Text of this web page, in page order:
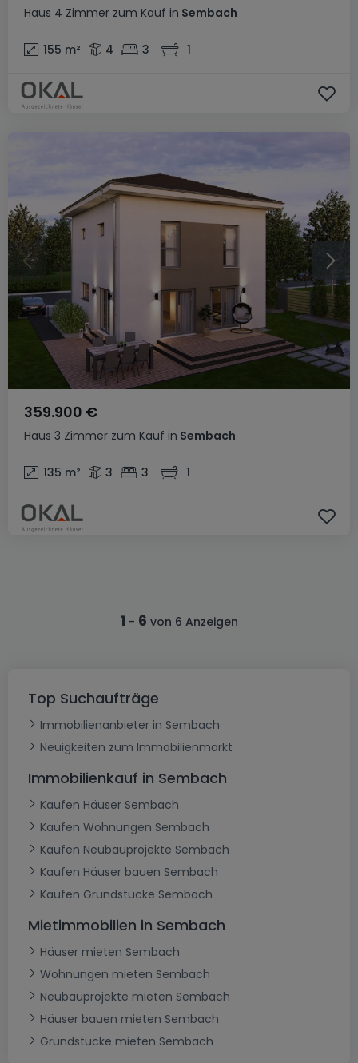
Haus 4 Zimmer zum Kauf in Sembach
155 m² 4 3 1
Haus 3 Zimmer zum Kauf in Sembach
359.900 €
135 m² 3 3 1
1 - 6 von 6 Anzeigen
Top Suchaufträge
Immobilienanbieter in Sembach
Neuigkeiten zum Immobilienmarkt
Immobilienkauf in Sembach
Kaufen Häuser Sembach
Kaufen Wohnungen Sembach
Kaufen Neubauprojekte Sembach
Kaufen Häuser bauen Sembach
Kaufen Grundstücke Sembach
Mietimmobilien in Sembach
Häuser mieten Sembach
Wohnungen mieten Sembach
Neubauprojekte mieten Sembach
Häuser bauen mieten Sembach
Grundstücke mieten Sembach